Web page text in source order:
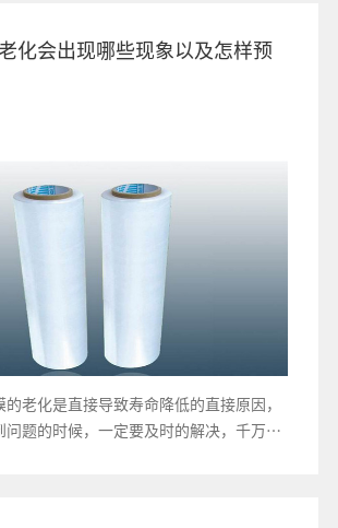
化会出现哪些现象以及怎样预
的老化是直接导致寿命降低的直接原因，
问题的时候，一定要及时的解决，千万不